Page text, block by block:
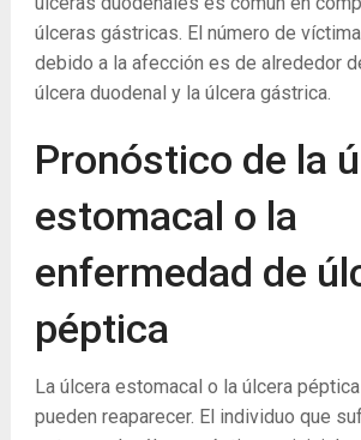
úlceras gástricas. El número de
debido a la afección es de alrededor
úlcera duodenal y la úlcera gástrica.
Pronóstico de la
estomacal o la
enfermedad de
péptica
La úlcera estomacal o la úlcera
pueden reaparecer. El individuo que